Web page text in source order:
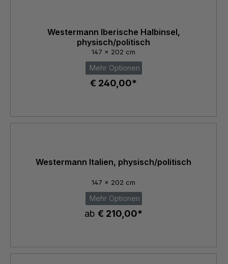
Westermann Iberische Halbinsel,
physisch/politisch
147 x 202 cm
Mehr Optionen
€ 240,00*
Westermann Italien, physisch/politisch
147 x 202 cm
Mehr Optionen
ab € 210,00*